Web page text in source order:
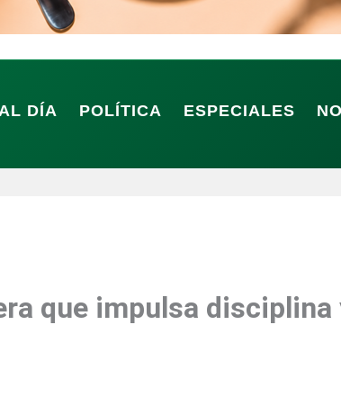
DÍA POLÍTICA ESPECIALES
que impulsa disciplina